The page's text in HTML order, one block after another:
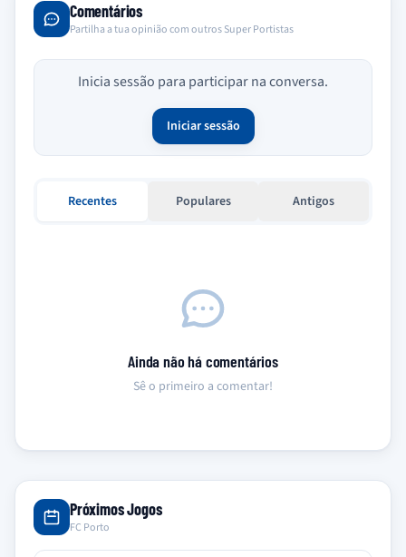
Comentários
Partilha a tua opinião com outros Super Portistas
Inicia sessão para participar na conversa.
Iniciar sessão
Recentes Populares Antigos
Ainda não há comentários
Sê o primeiro a comentar!
Próximos Jogos
FC Porto